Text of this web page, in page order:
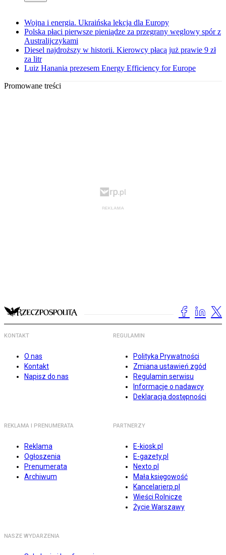
Wojna i energia. Ukraińska lekcja dla Europy
Polska płaci pierwsze pieniądze za przegrany węglowy spór z
Australijczykami
Diesel najdroższy w historii. Kierowcy płacą już prawie 9 zł
za litr
Luiz Hanania prezesem Energy Efficiency for Europe
Promowane treści
KONTAKT
O nas
Kontakt
Napisz do nas
REGULAMIN
Polityka Prywatności
Zmiana ustawień zgód
Regulamin serwisu
Informacje o nadawcy
Deklaracja dostępności
REKLAMA I PRENUMERATA
Reklama
Ogłoszenia
Prenumerata
Archiwum
PARTNERZY
E-kiosk.pl
E-gazety.pl
Nexto.pl
Mała księgowość
Kancelarierp.pl
Wieści Rolnicze
Życie Warszawy
NASZE WYDARZENIA